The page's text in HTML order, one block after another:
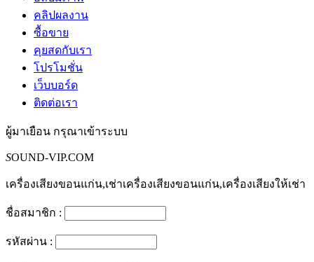
คลิปผลงาน
ซื้อขาย
คุยสดกับเรา
โปรโมชั่น
เว็บบอร์ด
ติดต่อเรา
ผู้มาเยือน กรุณาเข้าระบบ
SOUND-VIP.COM
เครื่องเสียงขอนแก่น,เช่าเครื่องเสียงขอนแก่น,เครื่องเสียงให้เช่า
ชื่อสมาชิก :
รหัสผ่าน :